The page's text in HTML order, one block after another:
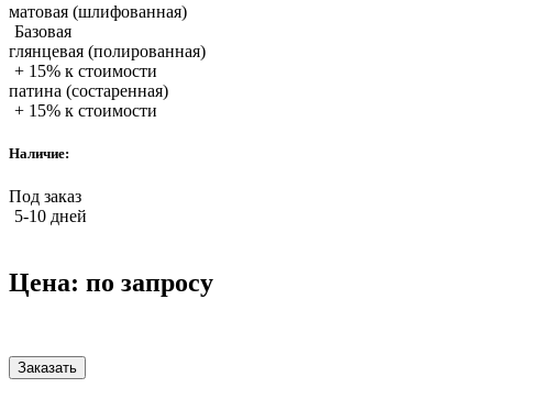
матовая (шлифованная)
Базовая
глянцевая (полированная)
+ 15% к стоимости
патина (состаренная)
+ 15% к стоимости
Наличие:
Под заказ
5-10 дней
Цена: по запросу
Заказать